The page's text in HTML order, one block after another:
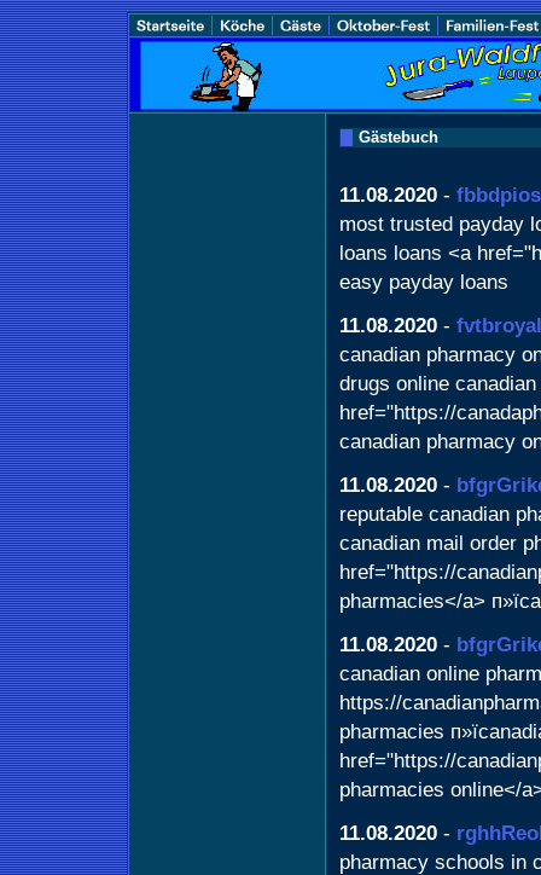
Gästebuch
11.08.2020 -
most trusted payday
loans loans <a
easy payday loans
11.08.2020 - fvtbroyal
canadian pharmacy
drugs online
href="https://
canadian pharmacy
11.08.2020 -
reputable canadian
canadian mail order
href="https://
pharmacies</a>
11.08.2020 -
canadian online
https://
pharmacies
href="https://
pharmacies online</
11.08.2020 -
pharmacy schools in